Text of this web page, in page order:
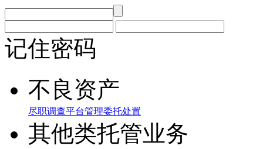
记住密码
不良资产
尽职调查平台管理委托处置
其他类托管业务